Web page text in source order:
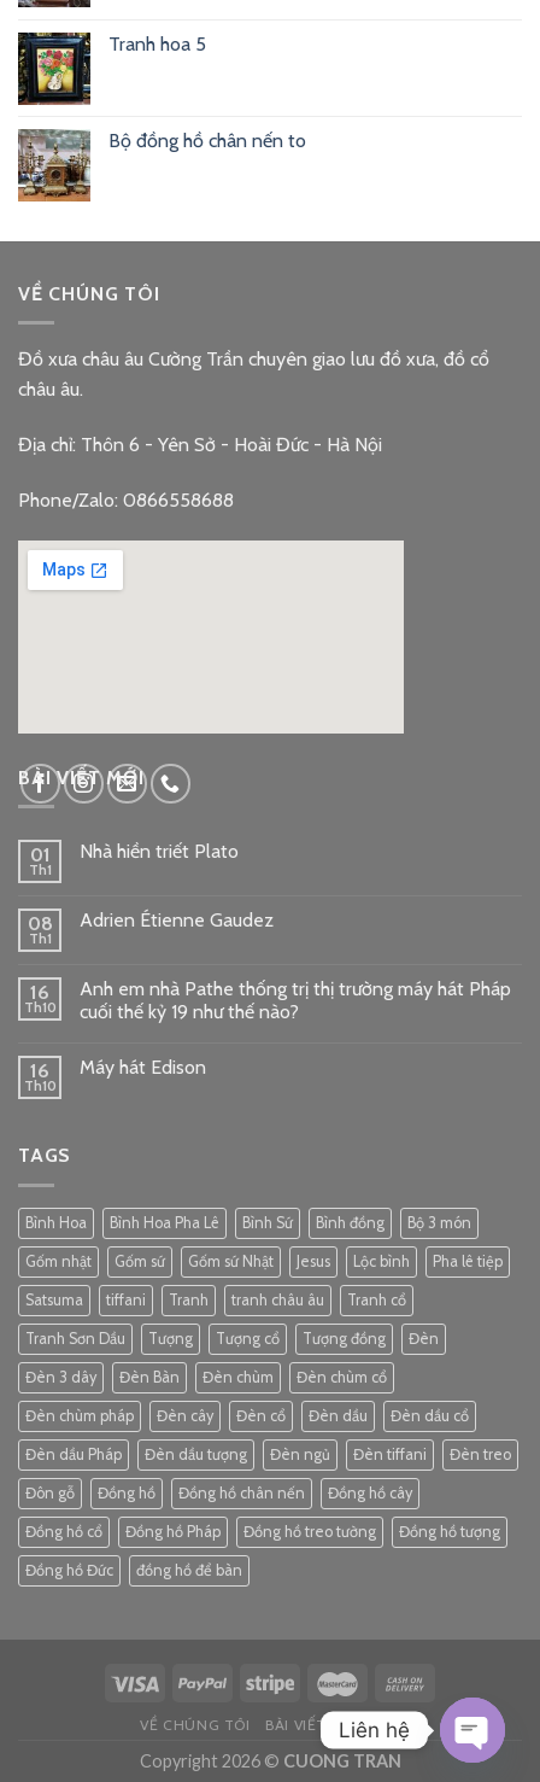
Tranh hoa 5
Bộ đồng hồ chân nến to
VỀ CHÚNG TÔI
Đồ xưa châu âu Cường Trần chuyên giao lưu đồ xưa, đồ cổ
châu âu.
Địa chỉ: Thôn 6 - Yên Sở - Hoài Đức - Hà Nội
Phone/Zalo: 0866558688
BÀI VIẾT MỚI
01
Th1
Nhà hiền triết Plato
08
Th1
Adrien Étienne Gaudez
16
Th10
Anh em nhà Pathe thống trị thị trường máy hát Pháp
cuối thế kỷ 19 như thế nào?
16
Th10
Máy hát Edison
TAGS
Bình Hoa Bình Hoa Pha Lê Bình Sứ Bình đồng Bộ 3 món
Gốm nhật Gốm sứ Gốm sứ Nhật Jesus Lộc bình Pha lê tiệp
Satsuma tiffani Tranh tranh châu âu Tranh cổ
Tranh Sơn Dầu Tượng Tượng cổ Tượng đồng Đèn
Đèn 3 dây Đèn Bàn Đèn chùm Đèn chùm cổ
Đèn chùm pháp Đèn cây Đèn cổ Đèn dầu Đèn dầu cổ
Đèn dầu Pháp Đèn dầu tượng Đèn ngủ Đèn tiffani Đèn treo
Đôn gỗ Đồng hồ Đồng hồ chân nến Đồng hồ cây
Đồng hồ cổ Đồng hồ Pháp Đồng hồ treo tường Đồng hồ tượng
Đồng hồ Đức đồng hồ để bàn
VỀ CHÚNG TÔI BÀI VIẾT LIÊN HỆ
Copyright 2026 © CUONG TRAN
Liên hệ